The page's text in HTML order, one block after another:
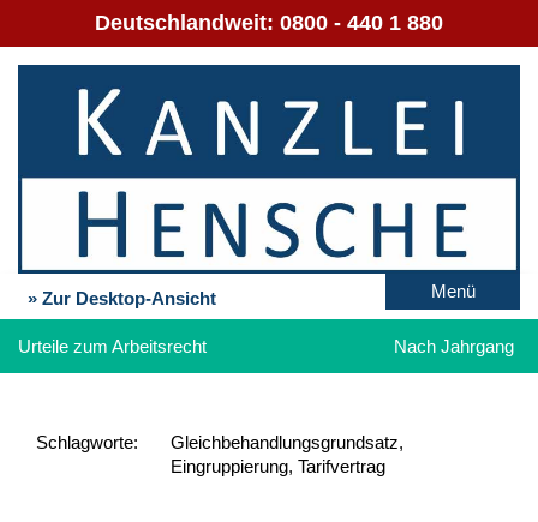
Deutschlandweit: 0800 - 440 1 880
» Zur Desktop-Ansicht Menü
Urteile zum Arbeitsrecht Nach Jahrgang
Schlag­worte:
Gleichbehandlungsgrundsatz,
Eingruppierung, Tarifvertrag